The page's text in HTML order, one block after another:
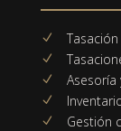
N
N
N
N
N Gestión